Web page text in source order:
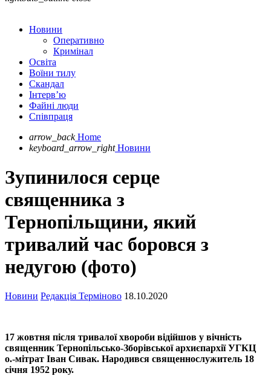
Новини
Оперативно
Кримінал
Освіта
Воїни тилу
Скандал
Інтерв’ю
Файні люди
Співпраця
arrow_back Home
keyboard_arrow_right Новини
Зупинилося серце
священника з
Тернопільщини, який
тривалий час боровся з
недугою (фото)
Новини Редакція Терміново 18.10.2020
17 жовтня після тривалої хвороби відійшов у вічність
священник Тернопільсько-Зборівської архиєпархії УГКЦ
о.-мітрат Іван Сивак. Народився священнослужитель 18
січня 1952 року.